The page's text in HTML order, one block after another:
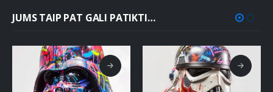
JUMS TAIP PAT GALI PATIKTI…